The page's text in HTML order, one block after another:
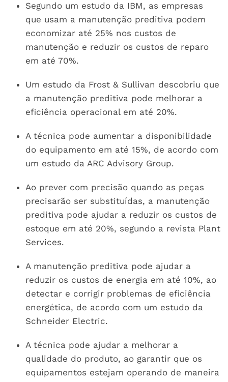
Segundo um estudo da IBM, as empresas
que usam a manutenção preditiva podem
economizar até 25% nos custos de
manutenção e reduzir os custos de reparo
em até 70%.
Um estudo da Frost & Sullivan descobriu que
a manutenção preditiva pode melhorar a
eficiência operacional em até 20%.
A técnica pode aumentar a disponibilidade
do equipamento em até 15%, de acordo com
um estudo da ARC Advisory Group.
Ao prever com precisão quando as peças
precisarão ser substituídas, a manutenção
preditiva pode ajudar a reduzir os custos de
estoque em até 20%, segundo a revista Plant
Services.
A manutenção preditiva pode ajudar a
reduzir os custos de energia em até 10%, ao
detectar e corrigir problemas de eficiência
energética, de acordo com um estudo da
Schneider Electric.
A técnica pode ajudar a melhorar a
qualidade do produto, ao garantir que os
equipamentos estejam operando de maneira